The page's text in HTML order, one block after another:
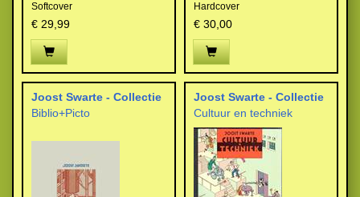
Softcover
€ 29,99
Hardcover
€ 30,00
Joost Swarte - Collectie
Biblio+Picto
Joost Swarte - Collectie
Cultuur en techniek